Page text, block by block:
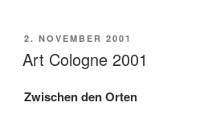
VERÖFFENTLICHT
AM
2. NOVEMBER 2001
Art Cologne 2001
Zwischen den Orten